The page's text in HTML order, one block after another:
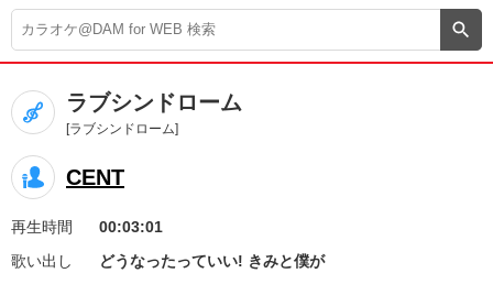
DAM★とも録音
カラオケ＠DAM
ユーザー検索
キャンペーン
お知らせ よくあるご質問
ラブシンドローム
[ラブシンドローム]
CENT
再生時間
00:03:01
歌い出し
どうなったっていい! きみと僕が